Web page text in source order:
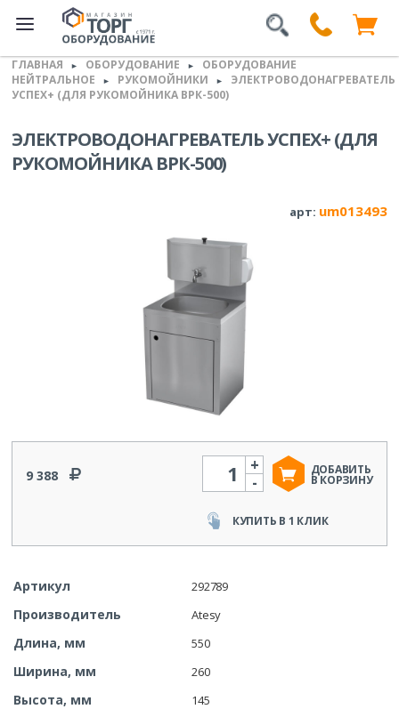
ГЛАВНАЯ ► ОБОРУДОВАНИЕ ►
ОБОРУДОВАНИЕ
НЕЙТРАЛЬНОЕ
► РУКОМОЙНИКИ ►
ЭЛЕКТРОВОДОНАГРЕВАТЕЛЬ
УСПЕХ+ (ДЛЯ РУКОМОЙНИКА ВРК-500)
ЭЛЕКТРОВОДОНАГРЕВАТЕЛЬ УСПЕХ+ (ДЛЯ
РУКОМОЙНИКА ВРК-500)
арт: um013493
9 388
Количество
-
+ ДОБАВИТЬ
В КОРЗИНУ
КУПИТЬ В 1 КЛИК
Артикул 292789
Производитель Atesy
Длина, мм 550
Ширина, мм 260
Высота, мм 145